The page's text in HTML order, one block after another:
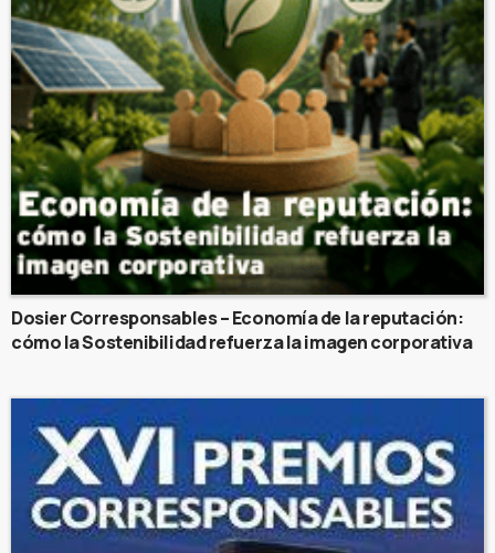
Dosier Corresponsables – Economía de la reputación:
cómo la Sostenibilidad refuerza la imagen corporativa